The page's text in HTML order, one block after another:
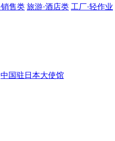
销售类 旅游·酒店类 工厂·轻作业
中国驻日本大使馆